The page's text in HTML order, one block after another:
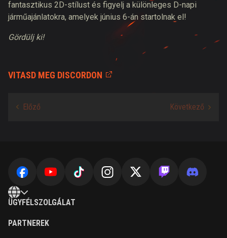
fantasztikus 2D-stílust és figyelj a különleges D-napi
járműajánlatokra, amelyek június 6-án startolnak el!
Gördülj ki!
VITASD MEG DISCORDON
ÜGYFÉLSZOLGÁLAT
PARTNEREK